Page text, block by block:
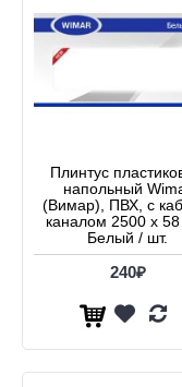
Плинтус
напольный
(Вимар), ПВХ, с
каналом 2500 х
Белый / шт.
240₽